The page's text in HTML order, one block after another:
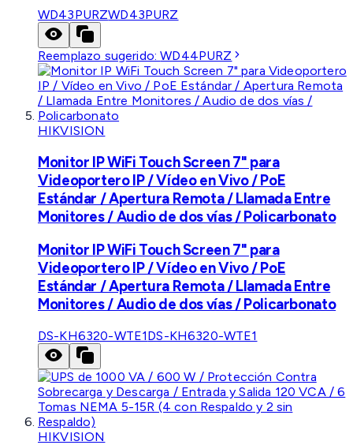
WD43PURZWD43PURZ
Reemplazo sugerido:WD44PURZ
HIKVISION
Monitor IP WiFi Touch Screen 7" para
Videoportero IP / Vídeo en Vivo / PoE
Estándar / Apertura Remota / Llamada Entre
Monitores / Audio de dos vías / Policarbonato
Monitor IP WiFi Touch Screen 7" para
Videoportero IP / Vídeo en Vivo / PoE
Estándar / Apertura Remota / Llamada Entre
Monitores / Audio de dos vías / Policarbonato
DS-KH6320-WTE1DS-KH6320-WTE1
HIKVISION